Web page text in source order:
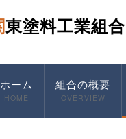
関東塗料工業組合
ホーム
HOME
組合の概要
OVERVIEW